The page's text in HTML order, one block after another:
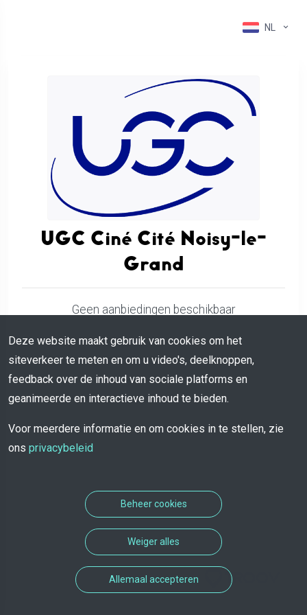
NL
UGC Ciné Cité Noisy-le-
Grand
Geen aanbiedingen beschikbaar
Afspraakoplossing ontwikkeld
Deze website maakt gebruik van cookies om het
siteverkeer te meten en om u video's, deelknoppen,
feedback over de inhoud van sociale platforms en
geanimeerde en interactieve inhoud te bieden.
Voor meerdere informatie en om cookies in te stellen, zie
ons privacybeleid
Beheer cookies
Weiger alles
Allemaal accepteren